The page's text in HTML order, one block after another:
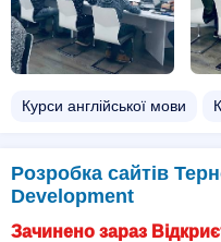
Курси англійської мови
Розробка сайтів
Development
Зачинено зараз